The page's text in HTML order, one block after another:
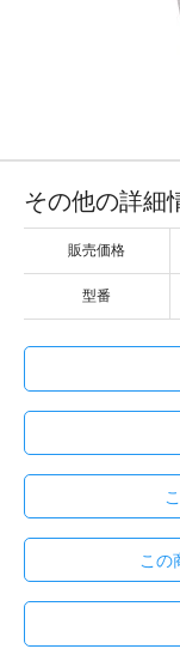
その他の詳細
販売価格
型番
この